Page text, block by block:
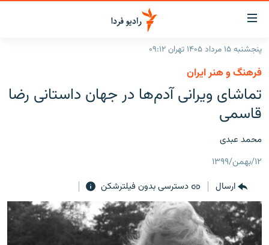
لینک‌های
قابلیت
دسترسی
بازگشت
بازگشت
منوی
اصلی
به
صفحه
صفحه اصلی
ایران
جهان
فرکانس‌ها
چندرسانه‌ای
گزارش‌های تصویری
گزارش‌های ویدئویی
زنان فردا
English
پنجشنبه ۱۵ مرداد ۱۴۰۵ تهران ۰۹:۱۲
فرهنگ و هنر ایران
تماشای ویرانی آدم‌ها در جهان داستانی رضا
قاسمی
محمد عبدی
۱۲/بهمن/۱۳۹۹
ارسال
دسترسی بدون فیلترشکن